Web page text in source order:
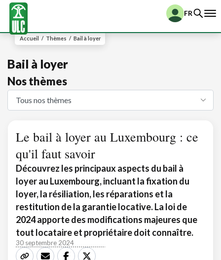
FR
Accueil / Thèmes / Bail à loyer
Bail à loyer
Nos thèmes
Le bail à loyer au Luxembourg : ce
qu'il faut savoir
Découvrez les principaux aspects du bail à
loyer au Luxembourg, incluant la fixation du
loyer, la résiliation, les réparations et la
restitution de la garantie locative. La loi de
2024 apporte des modifications majeures que
tout locataire et propriétaire doit connaître.
30 septembre 2024